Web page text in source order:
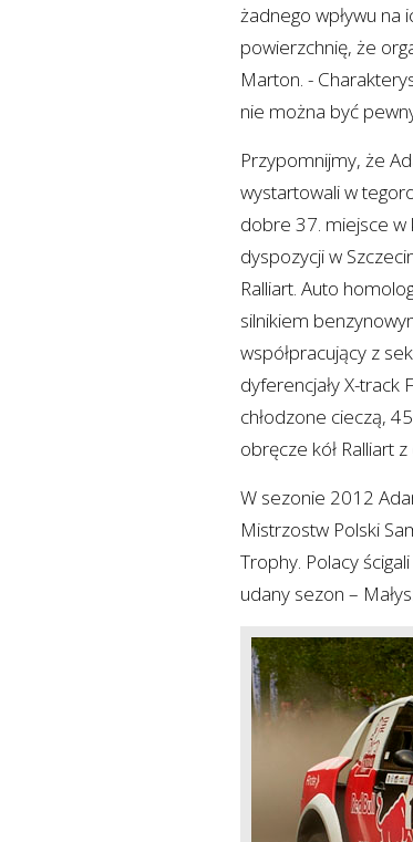
żadnego wpływu na
powierzchnię, że
Marton. -
nie można być
Przypomnijmy, że
wystartowali w
dobre 37. miejsce w
dyspozycji w
Ralliart. Auto
silnikiem
współpracujący z
dyferencjały X-
chłodzone cieczą,
obręcze kół Ralliart
W sezonie 2012
Mistrzostw Polski
Trophy. Polacy
udany sezon –